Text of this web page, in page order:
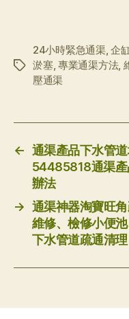
标
24小時緊急通渠,企
淤塞, 專業通渠方法,
壓通渠
← 通渠產品下水管
54485818通渠產
辦法
→ 通渠神器淘寶旺
維修、檢修小便
下水管道疏通清